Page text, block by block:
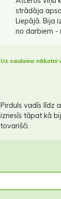
strādāja
Liepājā. Bija
no darbiem -
Uz saulaino nākotni
Pirduls vadīs līdz
iznesīs tāpat kā
tovarišči.